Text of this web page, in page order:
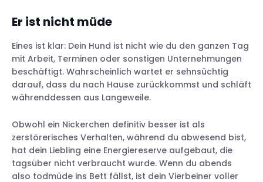
Er ist nicht müde
Eines ist klar: Dein Hund ist nicht wie du den ganzen Tag
mit Arbeit, Terminen oder sonstigen Unternehmungen
beschäftigt. Wahrscheinlich wartet er sehnsüchtig
darauf, dass du nach Hause zurückkommst und schläft
währenddessen aus Langeweile.
Obwohl ein Nickerchen definitiv besser ist als
zerstörerisches Verhalten, während du abwesend bist,
hat dein Liebling eine Energiereserve aufgebaut, die
tagsüber nicht verbraucht wurde. Wenn du abends
also todmüde ins Bett fällst, ist dein Vierbeiner voller